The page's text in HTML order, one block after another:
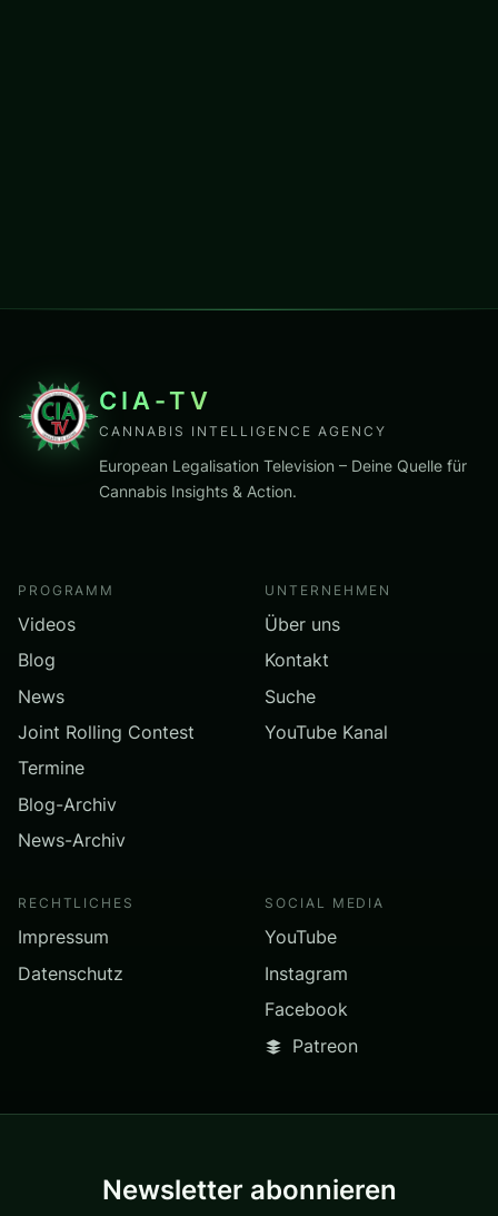
CIA-TV
CANNABIS INTELLIGENCE AGENCY
European Legalisation Television – Deine Quelle für
Cannabis Insights & Action.
PROGRAMM
Videos
Blog
News
Joint Rolling Contest
Termine
Blog-Archiv
News-Archiv
UNTERNEHMEN
Über uns
Kontakt
Suche
YouTube Kanal
RECHTLICHES
Impressum
Datenschutz
SOCIAL MEDIA
YouTube
Instagram
Facebook
Patreon
Newsletter abonnieren